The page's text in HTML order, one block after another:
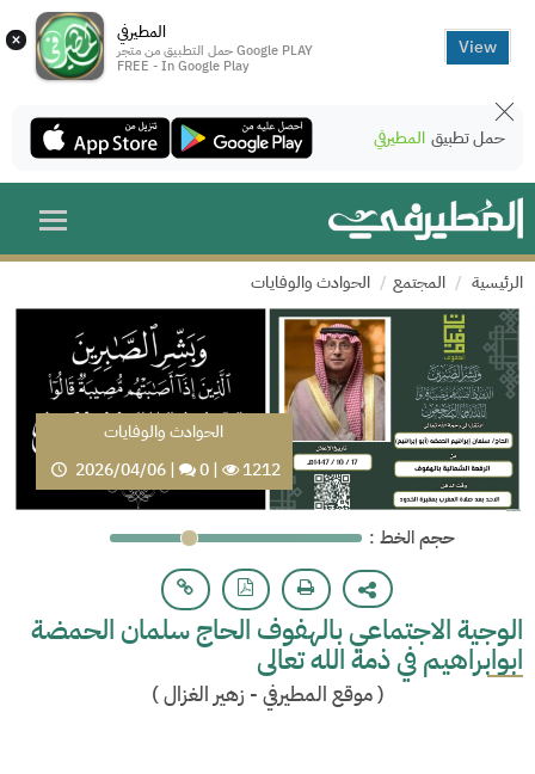
× المطيرفي
حمل التطبيق من متجر Google PLAY
FREE - In Google Play
View
حمل تطبيق المطيرفي
الرئيسية المجتمع الحوادث والوفايات
الحوادث والوفايات
2026/04/06| 0| 1212
: حجم الخط
الوجية الاجتماعي بالهفوف الحاج سلمان الحمضة
ابوابراهيم في ذمة الله تعالى
(موقع المطيرفي - زهير الغزال)